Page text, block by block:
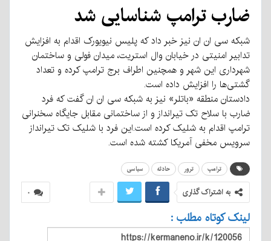
ضارب ترامپ شناسایی شد
شبکه سی ان ان نیز خبر داد که پلیس نیویورک اقدام به افزایش
تدابیر امنیتی در خیابان وال استریت، میدان فولی و ساختمان
شهرداری این شهر و همچنین اطراف برج ترامپ کرده و تعداد
گشتی‌ها را افزایش داده است.
دادستان منطقه «باتلر» نیز به شبکه سی ان ان گفت که فرد
ضارب با سلاح تک تیرانداز و از ساختمانی مقابل جایگاه سخنرانی
ترامپ اقدام به شلیک کرده است.این فرد با شلیک تک تیرانداز
سرویس مخفی آمریکا کشته شده است.
ترامپ ترور حادثه سیاسی
۰ به اشتراک گذاری
لینک کوتاه مطلب :